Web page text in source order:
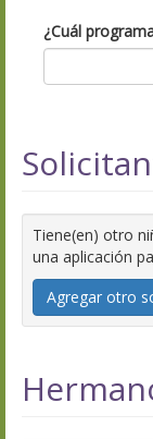
¿Cuál
Tiene(en) otro
una aplicación
Agregar otro